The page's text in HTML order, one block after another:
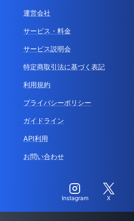
運営会社
サービス・料金
サービス説明会
特定商取引法に基づく表記
利用規約
プライバシーポリシー
ガイドライン
API利用
お問い合わせ
Instagram X